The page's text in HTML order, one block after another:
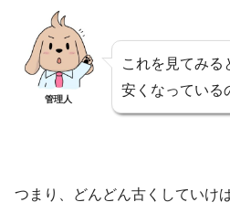
管理人
これを見てみる
安くなっている
つまり、どんどん古くしていけ